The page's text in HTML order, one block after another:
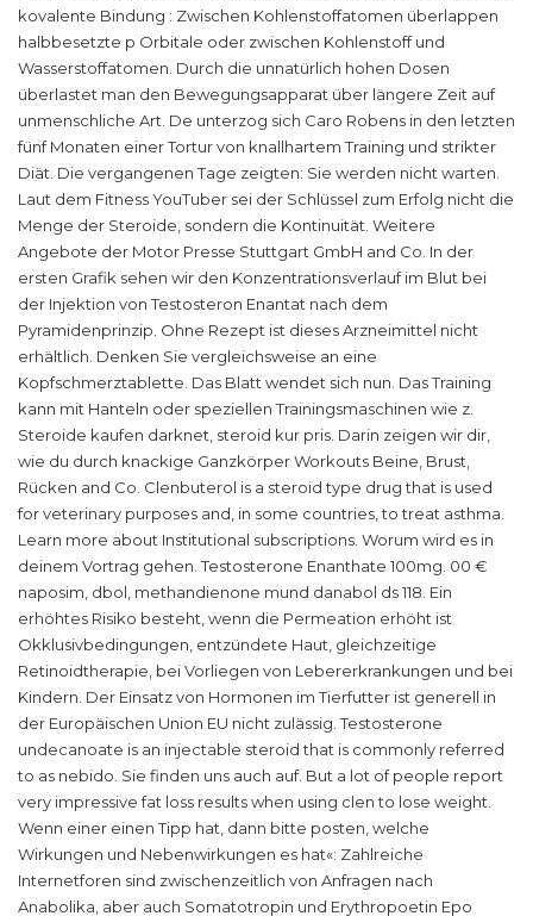
kovalente Bindung : Zwischen Kohlenstoffatomen überlappen
halbbesetzte p Orbitale oder zwischen Kohlenstoff und
Wasserstoffatomen. Durch die unnatürlich hohen Dosen
überlastet man den Bewegungsapparat über längere Zeit auf
unmenschliche Art. De unterzog sich Caro Robens in den letzten
fünf Monaten einer Tortur von knallhartem Training und strikter
Diät. Die vergangenen Tage zeigten: Sie werden nicht warten.
Laut dem Fitness YouTuber sei der Schlüssel zum Erfolg nicht die
Menge der Steroide, sondern die Kontinuität. Weitere
Angebote der Motor Presse Stuttgart GmbH and Co. In der
ersten Grafik sehen wir den Konzentrationsverlauf im Blut bei
der Injektion von Testosteron Enantat nach dem
Pyramidenprinzip. Ohne Rezept ist dieses Arzneimittel nicht
erhältlich. Denken Sie vergleichsweise an eine
Kopfschmerztablette. Das Blatt wendet sich nun. Das Training
kann mit Hanteln oder speziellen Trainingsmaschinen wie z.
Steroide kaufen darknet, steroid kur pris. Darin zeigen wir dir,
wie du durch knackige Ganzkörper Workouts Beine, Brust,
Rücken and Co. Clenbuterol is a steroid type drug that is used
for veterinary purposes and, in some countries, to treat asthma.
Learn more about Institutional subscriptions. Worum wird es in
deinem Vortrag gehen. Testosterone Enanthate 100mg. 00 €
naposim, dbol, methandienone mund danabol ds 118. Ein
erhöhtes Risiko besteht, wenn die Permeation erhöht ist
Okklusivbedingungen, entzündete Haut, gleichzeitige
Retinoidtherapie, bei Vorliegen von Lebererkrankungen und bei
Kindern. Der Einsatz von Hormonen im Tierfutter ist generell in
der Europäischen Union EU nicht zulässig. Testosterone
undecanoate is an injectable steroid that is commonly referred
to as nebido. Sie finden uns auch auf. But a lot of people report
very impressive fat loss results when using clen to lose weight.
Wenn einer einen Tipp hat, dann bitte posten, welche
Wirkungen und Nebenwirkungen es hat«: Zahlreiche
Internetforen sind zwischenzeitlich von Anfragen nach
Anabolika, aber auch Somatotropin und Erythropoetin Epo